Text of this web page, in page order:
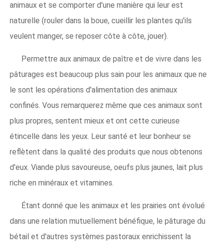
animaux et se comporter d'une manière qui leur est
naturelle (rouler dans la boue, cueillir les plantes qu'ils
veulent manger, se reposer côte à côte, jouer).
Permettre aux animaux de paître et de vivre dans les
pâturages est beaucoup plus sain pour les animaux que ne
le sont les opérations d'alimentation des animaux
confinés. Vous remarquerez même que ces animaux sont
plus propres, sentent mieux et ont cette curieuse
étincelle dans les yeux. Leur santé et leur bonheur se
reflètent dans la qualité des produits que nous obtenons
d'eux. Viande plus savoureuse, oeufs plus jaunes, lait plus
riche en minéraux et vitamines.
Étant donné que les animaux et les prairies ont évolué
dans une relation mutuellement bénéfique, le pâturage du
bétail et d'autres systèmes pastoraux enrichissent la